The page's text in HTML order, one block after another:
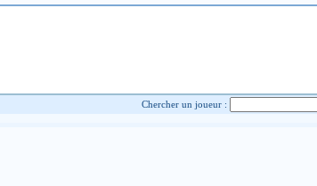
Chercher un joueur :